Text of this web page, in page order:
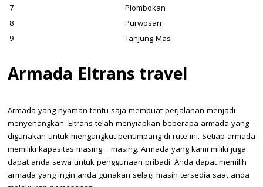
7
Plombokan
8
Purwosari
9
Tanjung Mas
Armada Eltrans travel
Armada yang nyaman tentu saja membuat perjalanan menjadi
menyenangkan. Eltrans telah menyiapkan beberapa armada yang
digunakan untuk mengangkut penumpang di rute ini. Setiap armada
memiliki kapasitas masing – masing. Armada yang kami miliki juga
dapat anda sewa untuk penggunaan pribadi. Anda dapat memilih
armada yang ingin anda gunakan selagi masih tersedia saat anda